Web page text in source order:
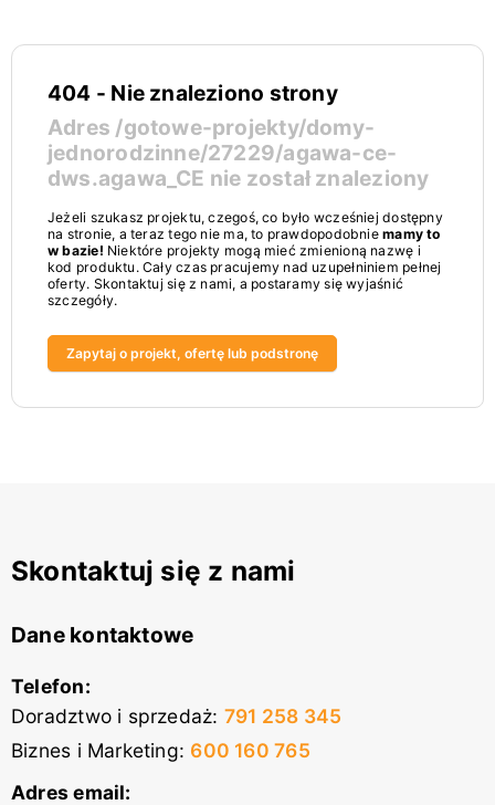
404 - Nie znaleziono strony
Adres /gotowe-projekty/domy-
jednorodzinne/27229/agawa-ce-
dws.agawa_CE nie został znaleziony
Jeżeli szukasz projektu, czegoś, co było wcześniej dostępny
na stronie, a teraz tego nie ma, to prawdopodobniemamy to
w bazie! Niektóre projekty mogą mieć zmienioną nazwę i
kod produktu. Cały czas pracujemy nad uzupełniniem pełnej
oferty. Skontaktuj się z nami, a postaramy się wyjaśnić
szczegóły.
Zapytaj o projekt, ofertę lub podstronę
Skontaktuj się z nami
Dane kontaktowe
Telefon:
Doradztwo i sprzedaż: 791 258 345
Biznes i Marketing: 600 160 765
Adres email: